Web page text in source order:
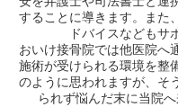
することに導きます。また
ドバイスなどもサ
おいけ接骨院では他医院へ
施術が受けられる環境を整
のように思われますが、そ
られず悩んだ末に当院